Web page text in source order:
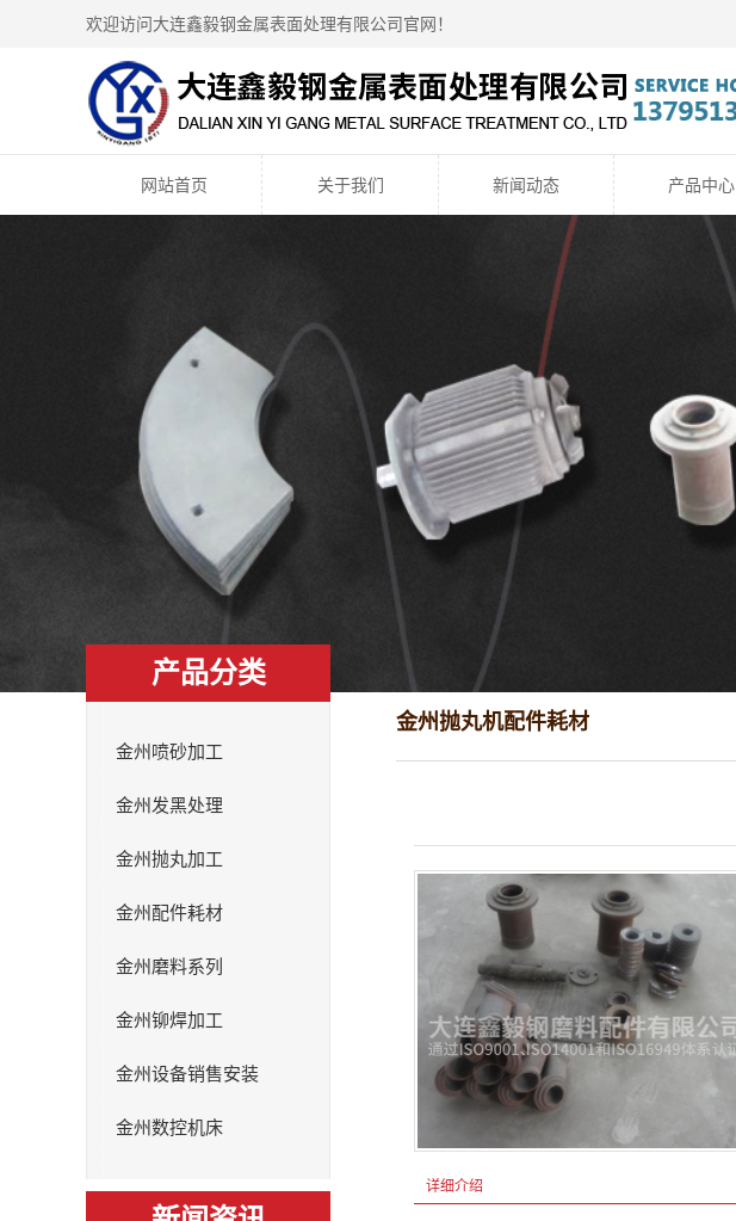
欢迎访问大连鑫毅钢金属表面处理有限公司官网！
网站首页 关于我们 新闻动态 产品中心
产品分类
金州喷砂加工
金州发黑处理
金州抛丸加工
金州配件耗材
金州磨料系列
金州铆焊加工
金州设备销售安装
金州数控机床
金州抛丸机配件耗材
详细介绍